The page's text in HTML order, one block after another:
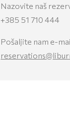
Nazovite naš
+385 51 710 444
Pošaljite nam e-